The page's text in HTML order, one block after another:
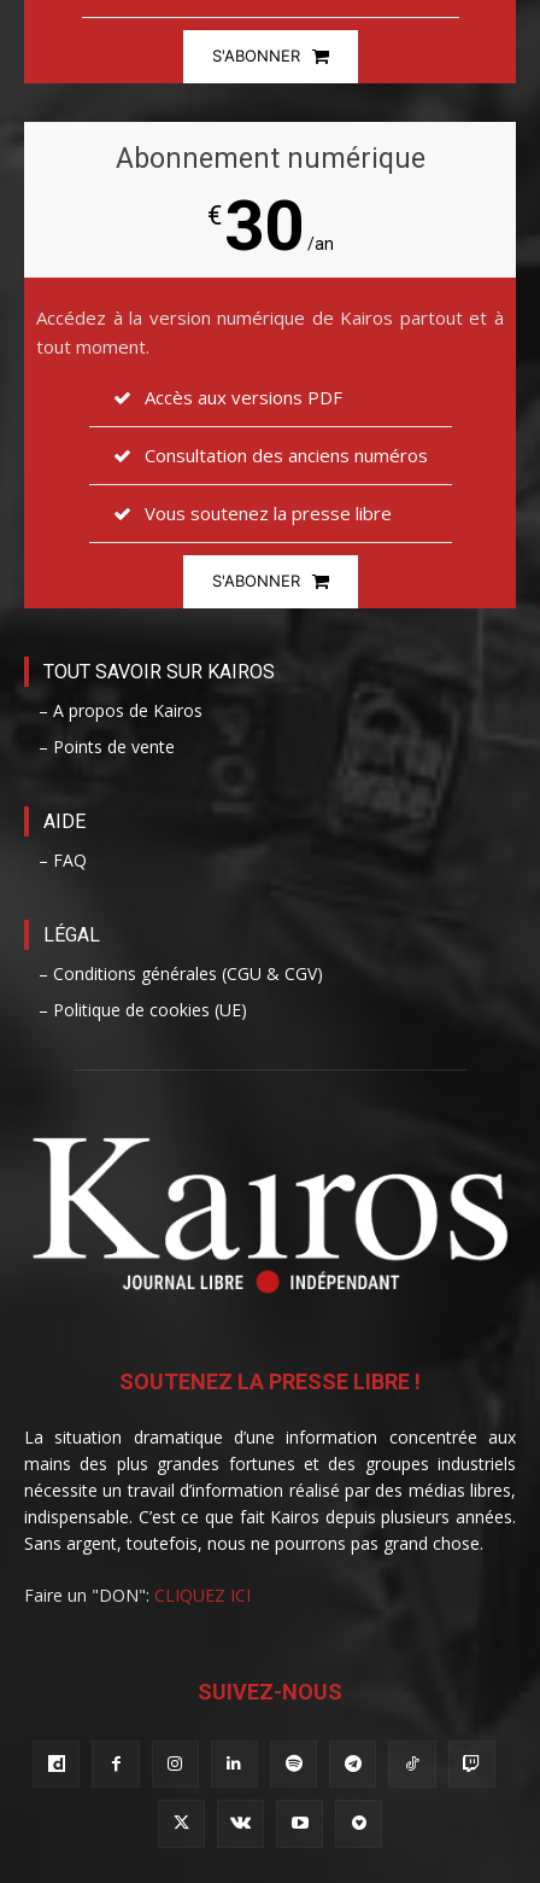
S'ABONNER
Abonnement numérique
€30 /an
Accédez à la version numérique de Kairos partout et à
tout moment.
Accès aux versions PDF
Consultation des anciens numéros
Vous soutenez la presse libre
S'ABONNER
TOUT SAVOIR SUR KAIROS
– A propos de Kairos
– Points de vente
AIDE
– FAQ
LÉGAL
– Conditions générales (CGU & CGV)
– Politique de cookies (UE)
SOUTENEZ LA PRESSE LIBRE !
La situation dramatique d’une information concentrée aux
mains des plus grandes fortunes et des groupes industriels
nécessite un travail d’information réalisé par des médias libres,
indispensable. C’est ce que fait Kairos depuis plusieurs années.
Sans argent, toutefois, nous ne pourrons pas grand chose.
Faire un "DON": CLIQUEZ ICI
SUIVEZ-NOUS